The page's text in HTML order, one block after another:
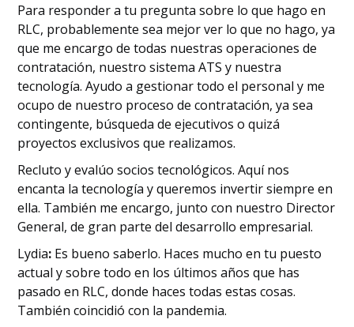
Para responder a tu pregunta sobre lo que hago en
RLC, probablemente sea mejor ver lo que no hago, ya
que me encargo de todas nuestras operaciones de
contratación, nuestro sistema ATS y nuestra
tecnología. Ayudo a gestionar todo el personal y me
ocupo de nuestro proceso de contratación, ya sea
contingente, búsqueda de ejecutivos o quizá
proyectos exclusivos que realizamos.
Recluto y evalúo socios tecnológicos. Aquí nos
encanta la tecnología y queremos invertir siempre en
ella. También me encargo, junto con nuestro Director
General, de gran parte del desarrollo empresarial.
‍Lydia: Es bueno saberlo. Haces mucho en tu puesto
actual y sobre todo en los últimos años que has
pasado en RLC, donde haces todas estas cosas.
También coincidió con la pandemia.